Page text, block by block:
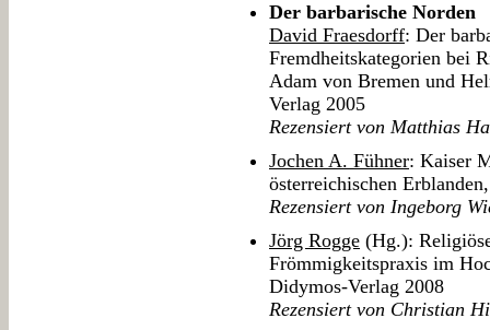
Der barbarische Norden
David Fraesdorff: Der
Fremdheitskategorien bei
Adam von Bremen und
Verlag 2005
Rezensiert von Matthias
Jochen A. Fühner: Kaiser
österreichischen
Rezensiert von Ingeborg
Jörg Rogge (Hg.):
Frömmigkeitspraxis im
Didymos-Verlag 2008
Rezensiert von Christian